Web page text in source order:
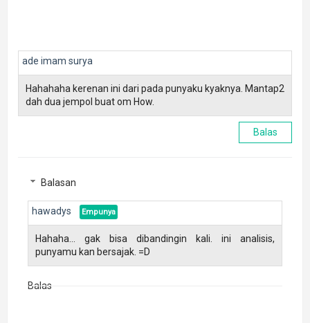
ade imam surya
Hahahaha kerenan ini dari pada punyaku kyaknya. Mantap2
dah dua jempol buat om How.
Balas
Balasan
hawadys
Hahaha... gak bisa dibandingin kali. ini analisis,
punyamu kan bersajak. =D
Balas